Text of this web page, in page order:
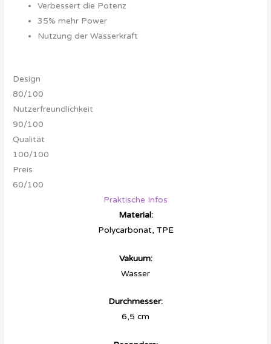
Verbessert die Potenz
35% mehr Power
Nutzung der Wasserkraft
Design
80/100
Nutzerfreundlichkeit
90/100
Qualität
100/100
Preis
60/100
Praktische Infos
Material:
Polycarbonat, TPE
Vakuum:
Wasser
Durchmesser:
6,5 cm